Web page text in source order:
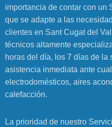
importancia de contar con un
que se adapte a las
clientes en Sant Cugat del
técnicos altamente
horas del día, los 7 días de la
asistencia inmediata ante
electrodomésticos, aires
calefacción.
La prioridad de nuestro